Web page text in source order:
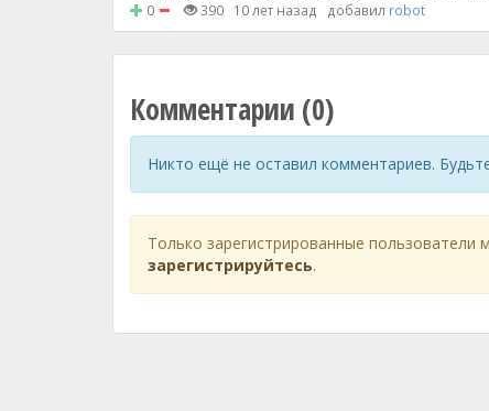
0 390 10 лет назад добавил robot
Комментарии (0)
Никто ещё не оставил комментариев.
Только зарегистрированные
зарегистрируйтесь.